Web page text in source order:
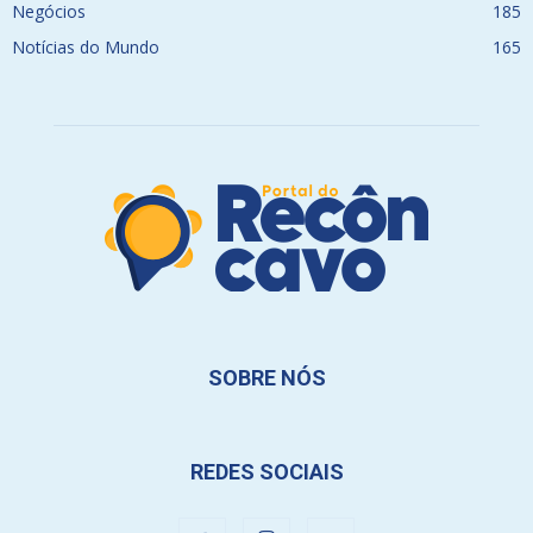
Negócios
185
Notícias do Mundo
165
SOBRE NÓS
REDES SOCIAIS